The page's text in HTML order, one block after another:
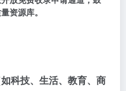
资源库。
科技、生活、教育、商